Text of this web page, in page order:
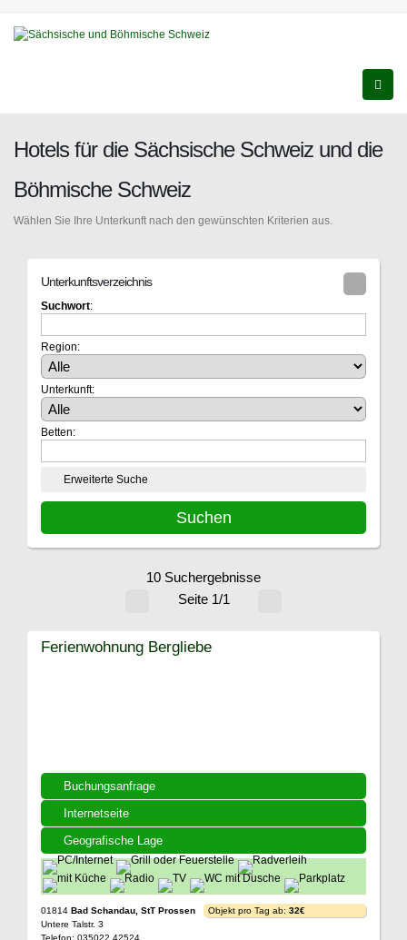
Hotels für die Sächsische Schweiz und die
Böhmische Schweiz
Wählen Sie Ihre Unterkunft nach den gewünschten Kriterien aus.
Unterkunftsverzeichnis
Suchwort:
Region:
Unterkunft:
Betten:
Erweiterte Suche
10 Suchergebnisse
Seite 1/1
Buchungsanfrage
Internetseite
Geografische Lage
Ferienwohnung Bergliebe
01814 Bad Schandau, StT Prossen
Untere Talstr. 3
Telefon: 035022 42524
Objekt pro Tag ab: 32€